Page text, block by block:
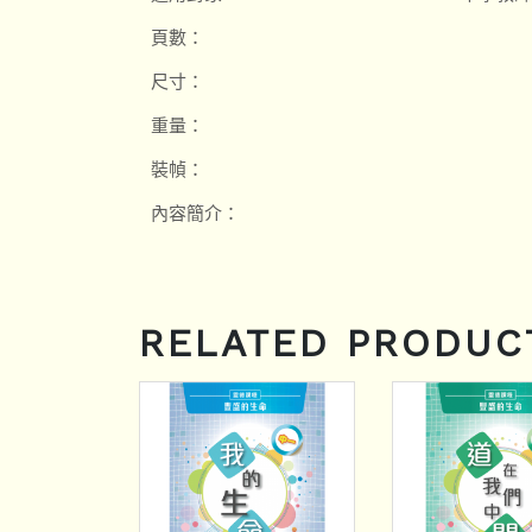
頁數：
尺寸：
重量：
裝幀：
內容簡介：
RELATED